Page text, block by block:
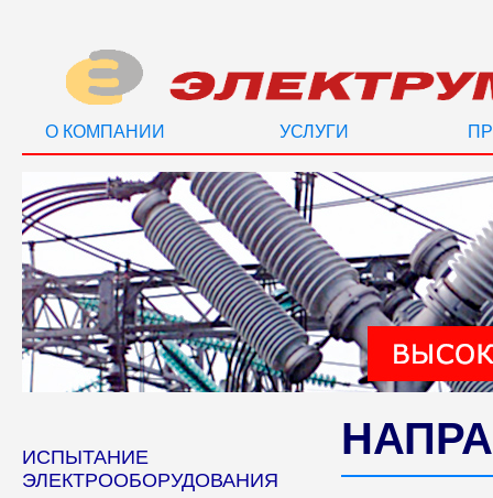
О КОМПАНИИ УСЛУГИ
ИСПЫТАНИЕ
ЭЛЕКТРООБОРУДОВАНИЯ